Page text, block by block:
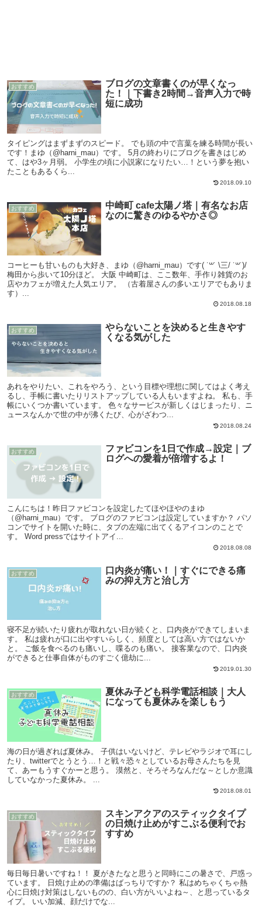
おすすめ
ブログの文章書くのが早くなっ
た！｜下書き2時間→音声入力で時
短に成功
タイピングはまずまずのスピード。 でも頭の中で言葉を練る時間が長い
です！まゆ（@harni_mau）です。 5月の終わりにブログを書きはじめ
て、はや3ヶ月弱。 小学生の頃に小説家になりたい…！という夢を抱い
たこともあるくら...
2018.09.10
おすすめ
中崎町 cafe太陽ノ塔｜有名なお店
なのに驚きのゆるやかさ◎
コーヒーも甘いものも大好き、まゆ（@harni_mau）です‪( ˙꒳​˙ \三/ ˙꒳​˙)/‬
梅田から歩いて10分ほど。 大阪 中崎町は、ここ数年、手作り雑貨のお
店やカフェが増えた人気エリア。 （古着屋さんの多いエリアでもありま
す）...
2018.08.18
おすすめ
やらないことを決めると生きやす
くなる気がした
あれをやりたい、これをやろう、という目標や理想に関してはよく考え
るし、手帳に書いたりリストアップしている人もいますよね。 私も、手
帳にいくつか書いています。 色々なサービスが新しくはじまったり、ニ
ュースなんかで世の中が沸くたび、心がざわつ...
2018.08.24
おすすめ
ファビコンを1日で作成→設定｜ブ
ログへの愛着が倍増するよ！
こんにちは！昨日ファビコンを設定したてほやほやのまゆ
（@harni_mau）です。 ブログのファビコンは設定していますか？ パソ
コンでサイトを開いた時に、タブの左端に出てくるアイコンのことで
す。 Word pressではサイトアイ...
2018.08.08
おすすめ
‪‪口内炎が痛い！｜すぐにできる痛
みの抑え方と治し方
寝不足が続いたり疲れが取れない日が続くと、口内炎ができてしまいま
す。 私は疲れが口に出やすいらしく、頻度としては高い方ではないか
と。 ご飯を食べるのも痛いし、喋るのも痛い。 接客業なので、口内炎
ができると仕事自体がものすごく億劫に...
2019.01.30
おすすめ
夏休み子ども科学電話相談｜大人
になっても夏休みを楽しもう
海の日が過ぎれば夏休み。 子供はいないけど、テレビやラジオで耳にし
たり、twitterでとうとう…！と戦々恐々としているお母さんたちを見
て、あーもうすぐかーと思う。 漠然と、そろそろなんだな～としか意識
していなかった夏休み。 ...
2018.08.01
おすすめ
スキンアクアのスティックタイプ
の日焼け止めがすこぶる便利でお
すすめ
毎日毎日暑いですね！！ 夏がきたなと思うと同時にこの暑さで、戸惑っ
ています。 日焼け止めの準備はばっちりですか？ 私はめちゃくちゃ熱
心に日焼け対策はしないものの、白い方がいいよね～、と思っているタ
イプ。 いい加減、顔だけでな...